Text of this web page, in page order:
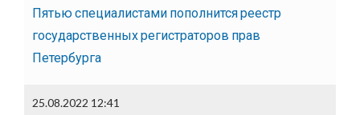
Пятью специалистами пополнится реестр
государственных регистраторов прав
Петербурга
25.08.2022 12:41